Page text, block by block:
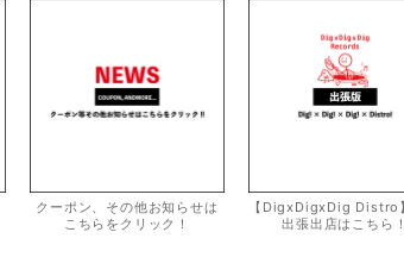
クーポン、その他お知らせは
こちらをクリック！
【DigxDigxDig Distro
出張出店はこちら！